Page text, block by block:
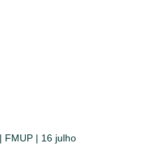
FMUP | 16 julho